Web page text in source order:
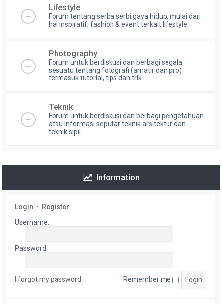
Lifestyle
Forum tentang serba serbi gaya hidup, mulai dari
hal inspiratif, fashion & event terkait lifestyle.
Photography
Forum untuk berdiskusi dan berbagi segala
sesuatu tentang fotografi (amatir dan pro)
termasuk tutorial, tips dan trik.
Teknik
Forum untuk berdiskusi dan berbagi pengetahuan
atau informasi seputar teknik arsitektur dan
teknik sipil .
Information
Login • Register
Username:
Password:
I forgot my password Remember me